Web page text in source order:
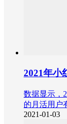
2021年小
数据显示，
的月活用户
2021-01-03